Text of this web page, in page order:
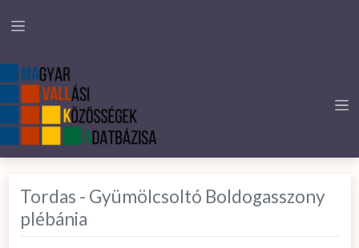
Tordas - Gyümölcsoltó Boldogasszony
plébánia